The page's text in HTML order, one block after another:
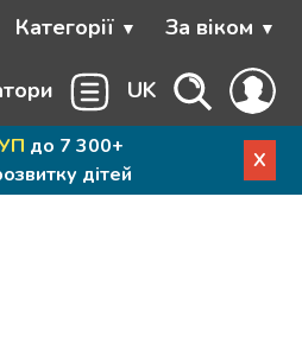
Категорії За віком
UK
до 7 300+
дітей
X